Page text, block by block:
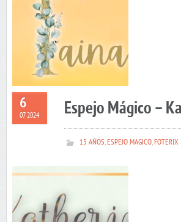
6
07 2024 Espejo Mágico –
15 AÑOS,ESPEJO MAGICO,FOTERIX